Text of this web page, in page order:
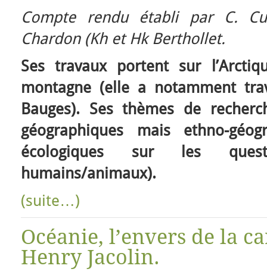
Compte rendu établi par C.
Chardon (Kh et Hk Berthollet.
Ses travaux portent sur
montagne (elle a notamment
Bauges). Ses thèmes de
géographiques mais ethno-
écologiques sur les
humains/animaux).
(suite…)
Océanie, l’envers de la
Henry Jacolin.